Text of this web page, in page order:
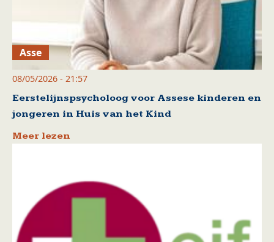
Asse
08/05/2026 - 21:57
Eerstelijnspsycholoog voor Assese kinderen en
jongeren in Huis van het Kind
Meer lezen